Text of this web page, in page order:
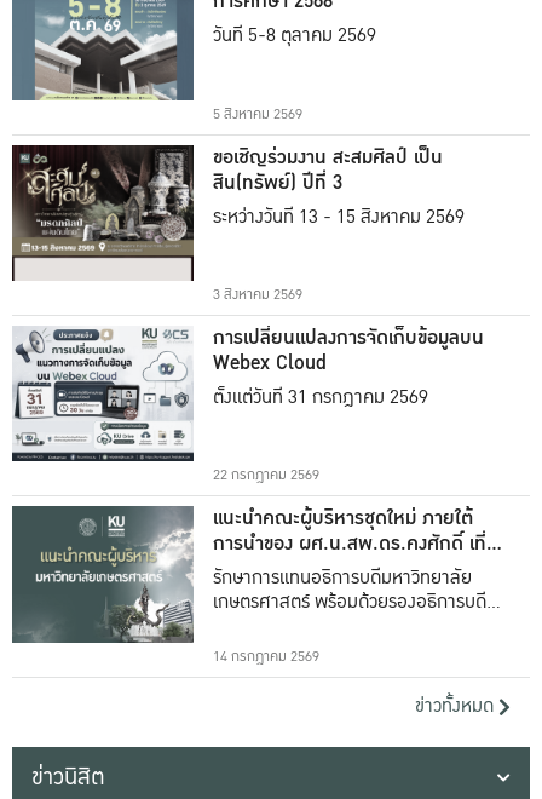
วันที่ 5-8 ตุลาคม 2569
5 สิงหาคม 2569
ขอเชิญร่วมงาน สะสมศิลป์ เป็น
สิน(ทรัพย์) ปีที่ 3
ระหว่างวันที่ 13 - 15 สิงหาคม 2569
3 สิงหาคม 2569
การเปลี่ยนแปลงการจัดเก็บข้อมูลบน
Webex Cloud
ตั้งแต่วันที่ 31 กรกฎาคม 2569
22 กรกฎาคม 2569
แนะนำคณะผู้บริหารชุดใหม่ ภายใต้
การนำของ ผศ.น.สพ.ดร.คงศักดิ์ เที่ยง
ธรรม
รักษาการแทนอธิการบดีมหาวิทยาลัย
เกษตรศาสตร์ พร้อมด้วยรองอธิการบดีทั้ง
14 กรกฎาคม 2569
ข่าวทั้งหมด
ข่าวนิสิต